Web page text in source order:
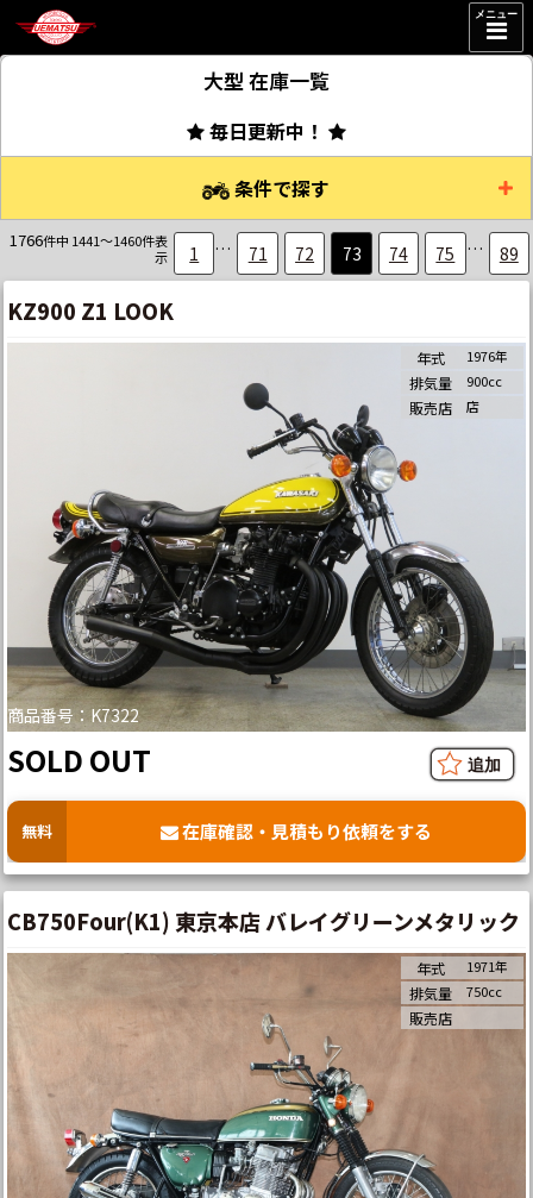
メニュー
大型在庫一覧
毎日更新中！
条件で探す
1766件中 1441～1460件表
示
1 … 71 72 73 74 75 … 89
KZ900 Z1 LOOK
商品番号：K7322
年式 1976年
排気量 900cc
販売店 店
SOLD OUT
無料 在庫確認・見積もり依頼をする
CB750Four(K1) 東京本店 バレイグリーンメタリック
年式 1971年
排気量 750cc
販売店